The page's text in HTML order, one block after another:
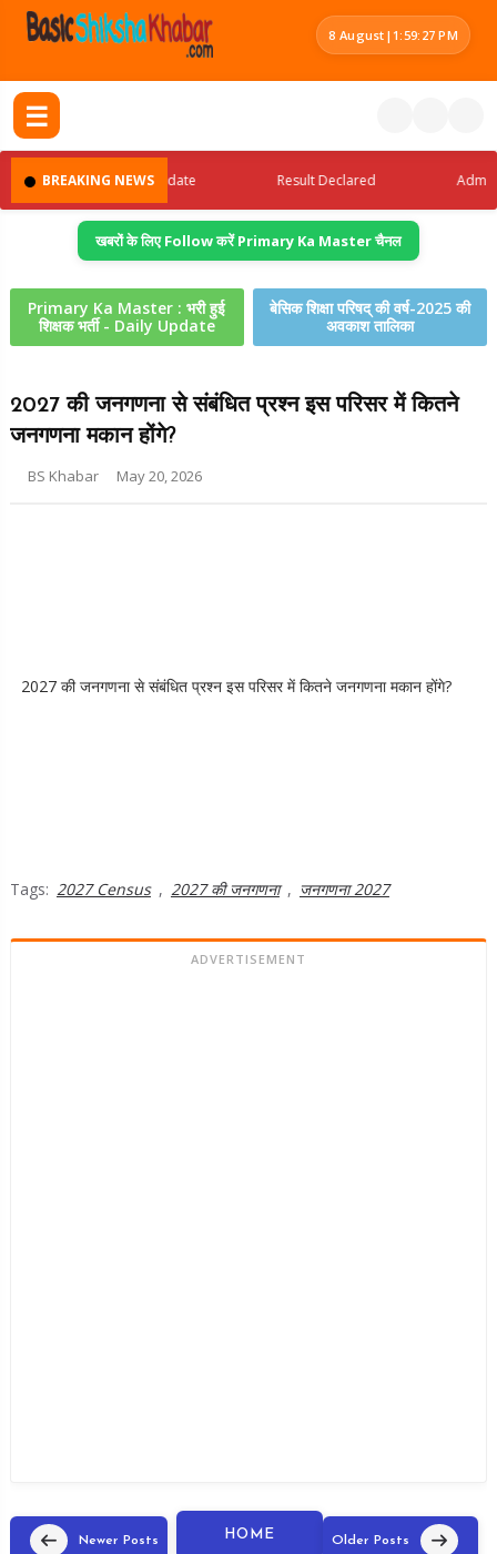
8 August | 1:59:28 PM
☰
BREAKING NEWS
Latest Jobs Update Result Declared Admit
खबरों के लिए Follow करें Primary Ka Master चैनल
Primary Ka Master : भरी हुई
शिक्षक भर्ती - Daily Update
बेसिक शिक्षा परिषद् की वर्ष-2025 की
अवकाश तालिका
2027 की जनगणना से संबंधित प्रश्न इस परिसर में कितने
जनगणना मकान होंगे?
BS Khabar May 20, 2026
2027 की जनगणना से संबंधित प्रश्न इस परिसर में कितने जनगणना मकान होंगे?
Tags: 2027 Census , 2027 की जनगणना, जनगणना 2027
ADVERTISEMENT
Newer Posts HOME Older Posts